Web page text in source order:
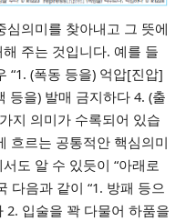
심의미를 찾아내고 그 뜻에
주는 것입니다. 예를 들
“1. (폭동 등을) 억압[진압]
등을) 발매 금지하다 4. (출
지 의미가 수록되어 있습
흐르는 공통적안 핵심의미
도 알 수 있듯이 “아래로
다음과 같이 “1. 방패 등으
2. 입술을 꽉 다물어 하품을